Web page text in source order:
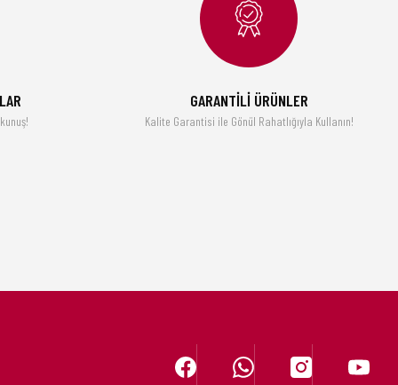
GARANTİLİ ÜRÜNLER
Kalite Garantisi ile Gönül Rahatlığıyla Kullanın!